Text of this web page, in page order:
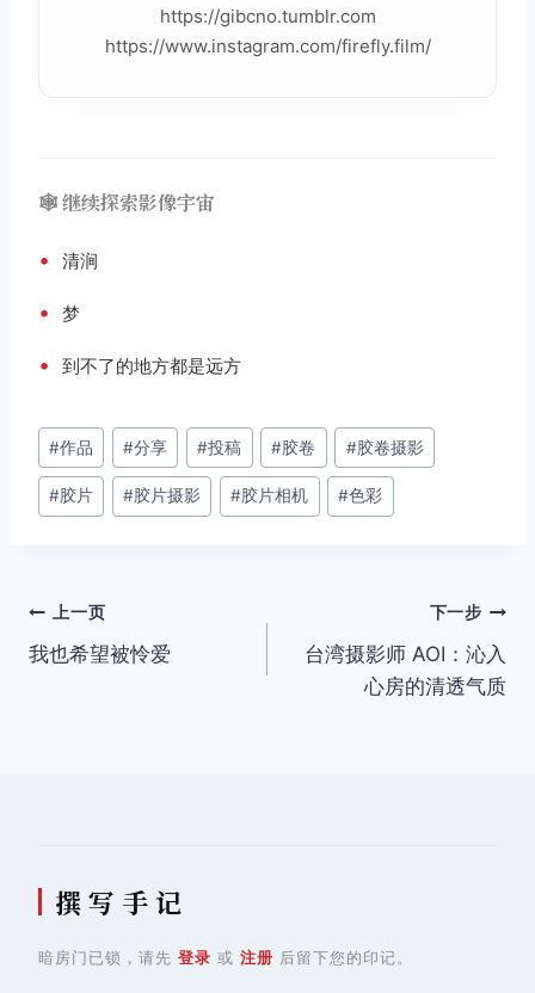
https://gibcno.tumblr.com
https://www.instagram.com/firefly.film/
🕸️ 继续探索影像宇宙
• 清涧
• 梦
• 到不了的地方都是远方
文
章
标
#作品 #分享 #投稿 #胶卷 #胶卷摄影
#胶片 #胶片摄影 #胶片相机 #色彩
文
章
上一页
我也希望被怜爱
下一步
台湾摄影师 AOI：沁入
心房的清透气质
撰 写 手 记
暗房门已锁，请先 登录 或 注册 后留下您的印记。